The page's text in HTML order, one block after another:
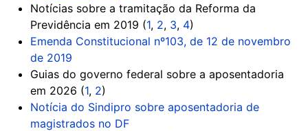
Notícias sobre a tramitação da Reforma da
Previdência em 2019 (1, 2, 3, 4)
Emenda Constitucional nº103, de 12 de novembro
de 2019
Guias do governo federal sobre a aposentadoria
em 2026 (1, 2)
Notícia do Sindipro sobre aposentadoria de
magistrados no DF